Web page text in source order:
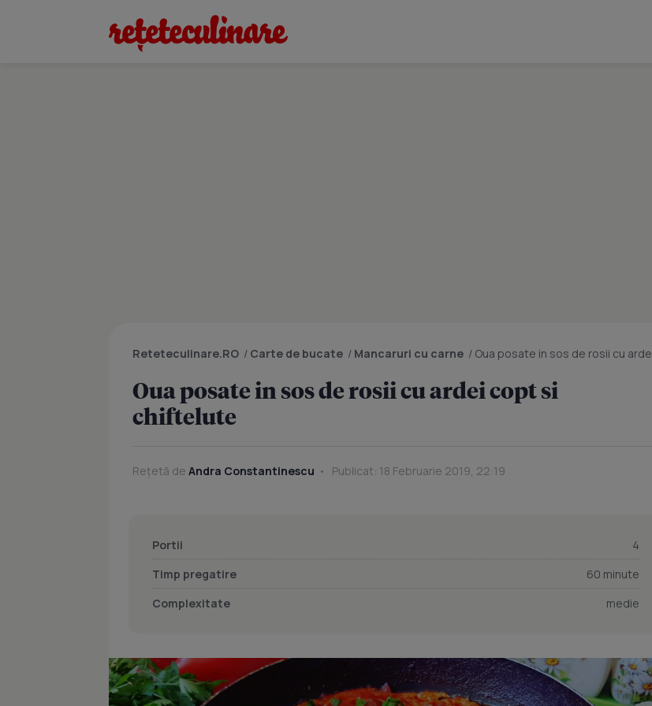
Reteteculinare.RO / Carte de bucate / Mancaruri cu carne / Oua posate in sos de rosii cu ardei copt si chiftelute
Oua posate in sos de rosii cu ardei copt si
chiftelute
Rețetă de Andra Constantinescu Publicat: 18 Februarie 2019, 22:19
Portii
4
Timp pregatire
60 minute
Complexitate
medie